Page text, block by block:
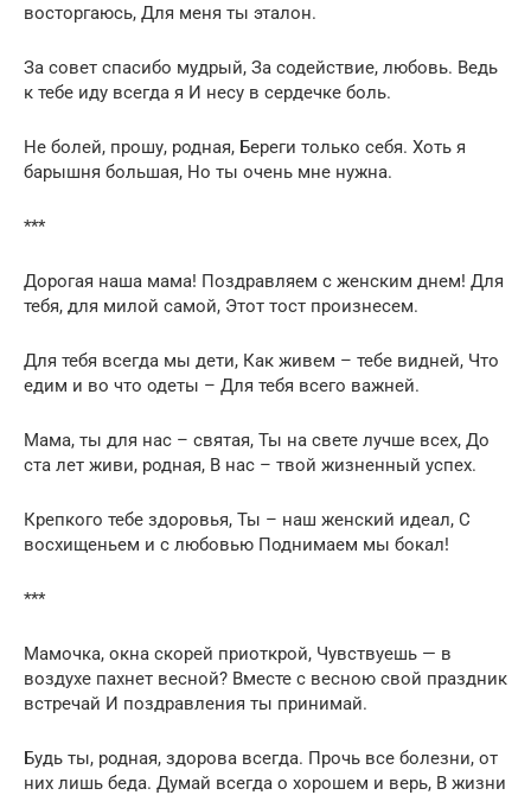
восторгаюсь, Для меня ты эталон.
За совет спасибо мудрый, За содействие, любовь. Ведь
к тебе иду всегда я И несу в сердечке боль.
Не болей, прошу, родная, Береги только себя. Хоть я
барышня большая, Но ты очень мне нужна.
***
Дорогая наша мама! Поздравляем с женским днем! Для
тебя, для милой самой, Этот тост произнесем.
Для тебя всегда мы дети, Как живем – тебе видней, Что
едим и во что одеты – Для тебя всего важней.
Мама, ты для нас – святая, Ты на свете лучше всех, До
ста лет живи, родная, В нас – твой жизненный успех.
Крепкого тебе здоровья, Ты – наш женский идеал, С
восхищеньем и с любовью Поднимаем мы бокал!
***
Мамочка, окна скорей приоткрой, Чувствуешь — в
воздухе пахнет весной? Вместе с весною свой праздник
встречай И поздравления ты принимай.
Будь ты, родная, здорова всегда. Прочь все болезни, от
них лишь беда. Думай всегда о хорошем и верь, В жизни